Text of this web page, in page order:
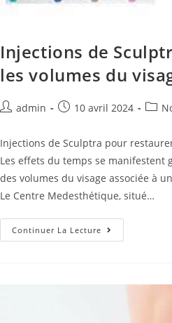
Injections de
les volumes du
admin 10 avril 2024
Injections de Sculptra pour
Les effets du temps se manifestent
des volumes du visage associée à
Le Centre Medesthétique, situé…
Continuer La Lecture